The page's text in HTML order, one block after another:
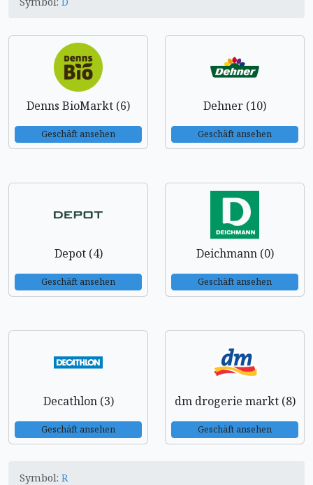
Denns BioMarkt (6)
Geschäft ansehen
Dehner (10)
Geschäft ansehen
Depot (4)
Geschäft ansehen
Deichmann (0)
Geschäft ansehen
Decathlon (3)
Geschäft ansehen
dm drogerie markt (8)
Geschäft ansehen
Symbol: R